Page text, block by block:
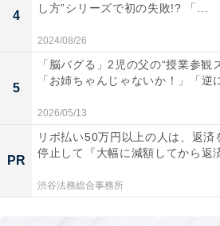
4
し方”シリーズで初の失敗!? 「...
2024/08/26
5
「脳バグる」2児の父の“授業参観
「お姉ちゃんじゃないか！」「逆
2026/05/13
PR
リボ払い50万円以上の人は、返済
停止して『大幅に減額してから返
渋谷法務総合事務所